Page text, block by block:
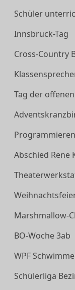
Schüler
Innsbruck-Tag
Cross-Country
Tag der
Abschied Rene
Marshmallow-
BO-Woche 3ab
WPF
Schülerliga